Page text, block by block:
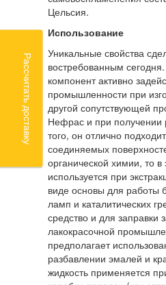
Цельсия.
Использование
Уникальные свойства
востребованным
компонент активно
промышленности при
другой сопутствующей
Нефрас и при получении
того, он отлично
соединяемых
органической химии, то
используется при
виде основы для работы
ламп и каталитических
средство и для заправки
лакокрасочной
предполагает
разбавлении эмалей и
жидкость применяется
Рассчитать доставку